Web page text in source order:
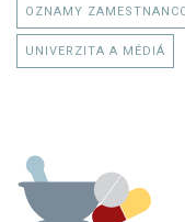
OZNAMY
UNIVERZITA A MÉDIÁ